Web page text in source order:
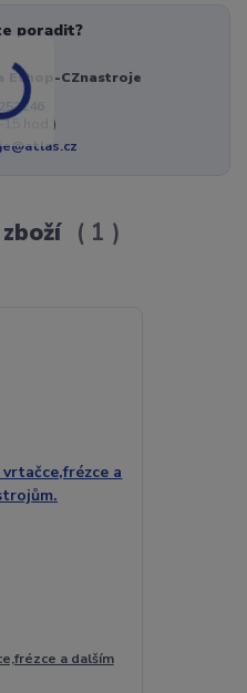
poradit?
Eshop-CZnastroje
15 hod.)
1
a dalším